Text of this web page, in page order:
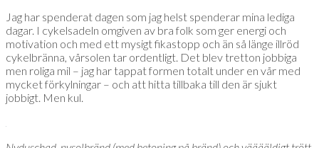
Jag har spenderat dagen som jag helst spenderar mina lediga
dagar. I cykelsadeln omgiven av bra folk som ger energi och
motivation och med ett mysigt fikastopp och än så länge illröd
cykelbränna, vårsolen tar ordentligt. Det blev tretton jobbiga
men roliga mil – jag har tappat formen totalt under en vår med
mycket förkylningar – och att hitta tillbaka till den är sjukt
jobbigt. Men kul.